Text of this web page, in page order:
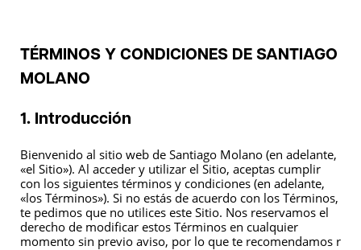
TÉRMINOS Y CONDICIONES DE SANTIAGO
MOLANO
1. Introducción
Bienvenido al sitio web de Santiago Molano (en adelante,
«el Sitio»). Al acceder y utilizar el Sitio, aceptas cumplir
con los siguientes términos y condiciones (en adelante,
«los Términos»). Si no estás de acuerdo con los Términos,
te pedimos que no utilices este Sitio. Nos reservamos el
derecho de modificar estos Términos en cualquier
momento sin previo aviso, por lo que te recomendamos r